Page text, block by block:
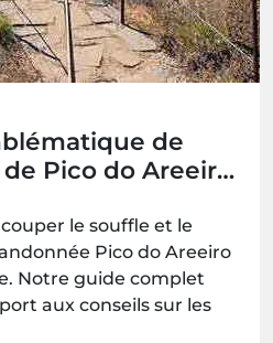
de
Pico do Areeiro
le souffle et le
Pico do Areeiro
Notre guide complet
aux conseils sur les